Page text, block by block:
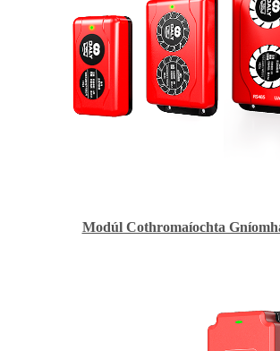
Modúl Cothromaíochta